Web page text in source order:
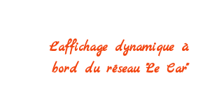
L'affichage dynamique à
bord du réseau "Le Car"